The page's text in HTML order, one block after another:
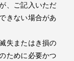
、ご記入いただ
きない場合があ
失またはき損の
ために必要かつ